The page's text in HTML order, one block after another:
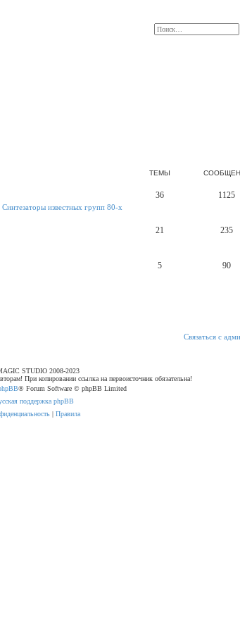
ТЕМЫ
Синтезаторы известных групп 80-х
36 1125
21 235
5 90
Связаться с адми
STUDIO 2008-2023
При копировании ссылка на первоисточник обязательна!
® Forum Software © phpBB Limited
поддержка phpBB
| Правила